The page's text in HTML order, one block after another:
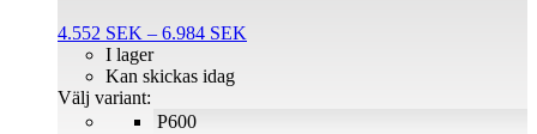
4.552 SEK – 6.984 SEK
P600
I lager
Kan skickas idag
Välj variant:
De
olika
alternativen
kan
väljas